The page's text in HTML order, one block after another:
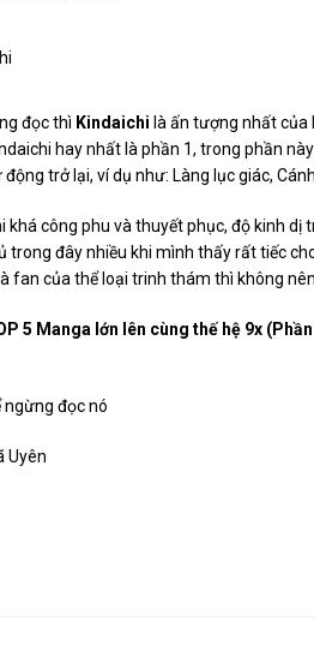
đọc thì Kindaichi là ấn tượng nhất của
hay nhất là phần 1, trong phần
trở lại, ví dụ như: Làng lục giác,
khá công phu và thuyết phục, độ kinh
trong đây nhiều khi mình thấy rất tiếc
fan của thể loại trinh thám thì không
5 Manga lớn lên cùng thế hệ 9x
ngừng đọc nó
Uyên